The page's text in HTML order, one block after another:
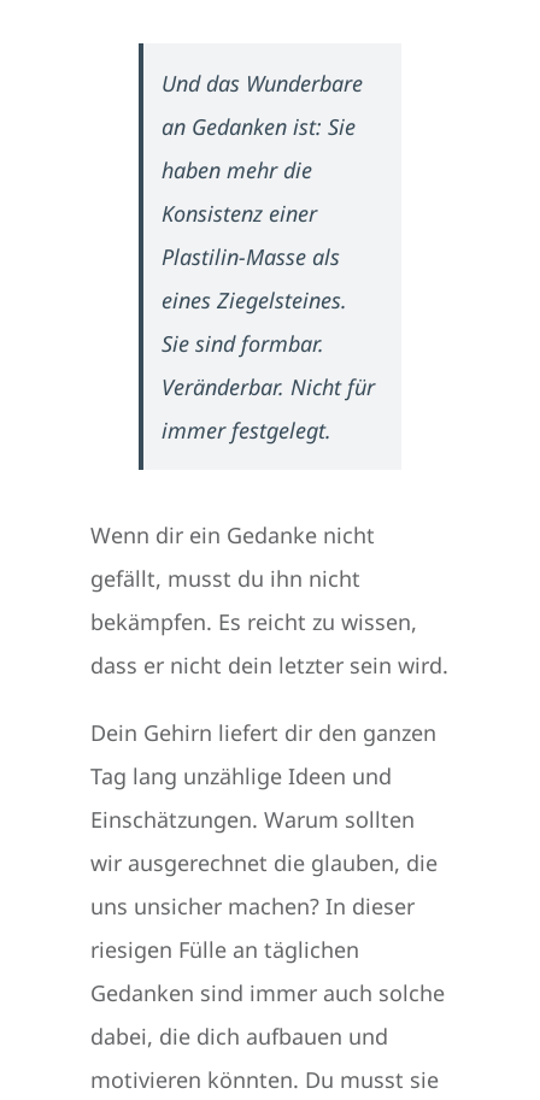
Und das Wunderbare
an Gedanken ist: Sie
haben mehr die
Konsistenz einer
Plastilin-Masse als
eines Ziegelsteines.
Sie sind formbar.
Veränderbar. Nicht für
immer festgelegt.
Wenn dir ein Gedanke nicht
gefällt, musst du ihn nicht
bekämpfen. Es reicht zu wissen,
dass er nicht dein letzter sein wird.
Dein Gehirn liefert dir den ganzen
Tag lang unzählige Ideen und
Einschätzungen. Warum sollten
wir ausgerechnet die glauben, die
uns unsicher machen? In dieser
riesigen Fülle an täglichen
Gedanken sind immer auch solche
dabei, die dich aufbauen und
motivieren könnten. Du musst sie